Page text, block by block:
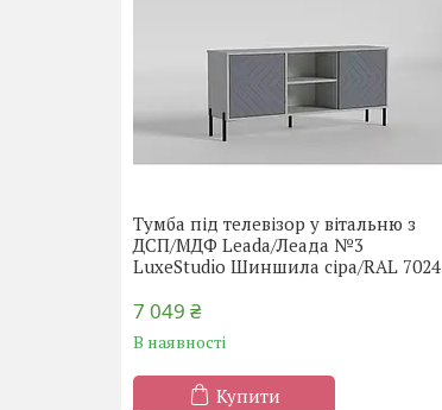
Тумба під телевізор у вітальню з
ДСП/МДФ Leada/Леада №3
LuxeStudio Шиншила сіра/RAL 7024
7 049 ₴
В наявності
Купити